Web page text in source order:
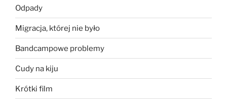
Odpady
Migracja, której nie było
Bandcampowe problemy
Cudy na kiju
Krótki film